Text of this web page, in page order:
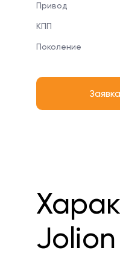
Привод
КПП
Поколение
Jolion